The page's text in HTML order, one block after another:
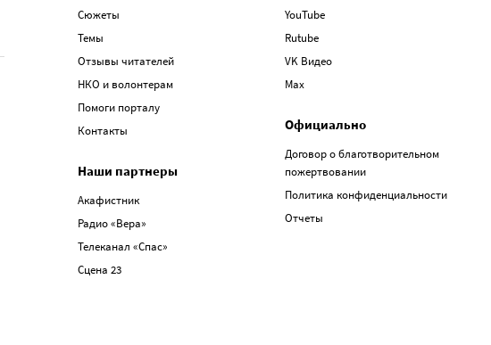
Сюжеты
Темы
Отзывы читателей
НКО и волонтерам
Помоги порталу
Контакты
Наши партнеры
Акафистник
Радио «Вера»
Телеканал «Спас»
Сцена 23
YouTube
Rutube
VK Видео
Max
Официально
Договор о благотворительном
пожертвовании
Политика конфиденциальности
Отчеты